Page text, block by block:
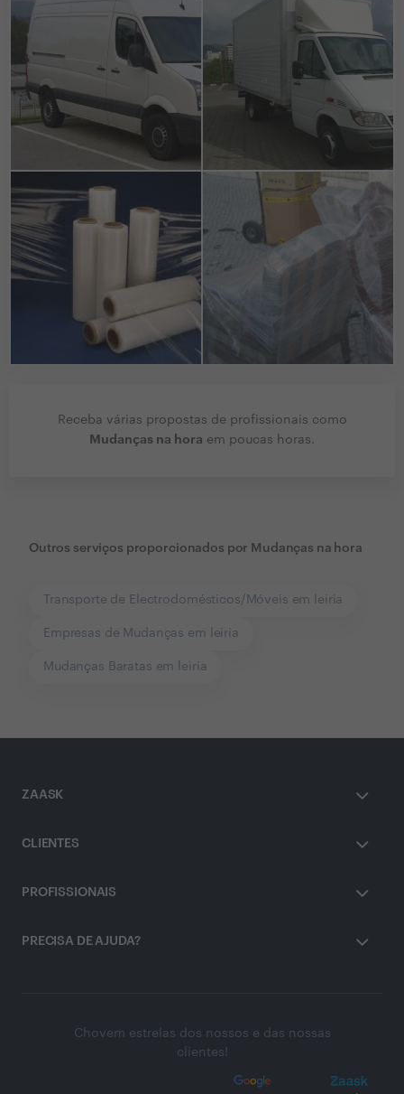
Receba várias propostas de profissionais como
Mudanças na hora em poucas horas.
Outros serviços proporcionados por Mudanças na hora
Transporte de Electrodomésticos/Móveis em leiria
Empresas de Mudanças em leiria
Mudanças Baratas em leiria
ZAASK
CLIENTES
PROFISSIONAIS
PRECISA DE AJUDA?
Chovem estrelas dos nossos e das nossas
clientes!